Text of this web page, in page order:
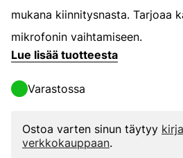
mukana kiinnitysnasta. Tarjoaa
mikrofonin vaihtamiseen.
Lue lisää tuotteesta
Varastossa
Ostoa varten sinun täytyy
verkkokauppaan.